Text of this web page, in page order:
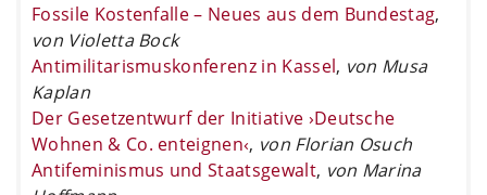
Fossile Kostenfalle – Neues aus dem Bundestag,
von Violetta Bock
Antimilitarismuskonferenz in Kassel, von Musa
Kaplan
Der Gesetzentwurf der Initiative ›Deutsche
Wohnen & Co. enteignen‹, von Florian Osuch
Antifeminismus und Staatsgewalt, von Marina